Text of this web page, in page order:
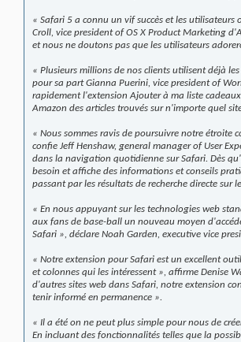
« Safari 5 a connu un vif succès et les
Croll, vice president of OS X Product Marketing
et nous ne doutons pas que les utilisateurs
« Plusieurs millions de nos clients utilisent déjà
pour sa part Gianna Puerini, vice president of
rapidement l'extension Ajouter à ma liste
Amazon des articles trouvés sur n'importe quel
« Nous sommes ravis de poursuivre notre étroite
confie Jeff Henshaw, general manager of User
dans la navigation quotidienne sur Safari. Dès
besoin et affiche des informations et conseils
passant par les résultats de recherche directe sur
« En nous appuyant sur les technologies web
aux fans de base-ball un nouveau moyen
Safari », déclare Noah Garden, executive vice
« Notre extension pour Safari est un excellent
et colonnes qui les intéressent », affirme Denise
d'autres sites web dans Safari, notre extension
tenir informé en permanence ».
« Il a été on ne peut plus simple pour nous de
En incluant des fonctionnalités telles que la